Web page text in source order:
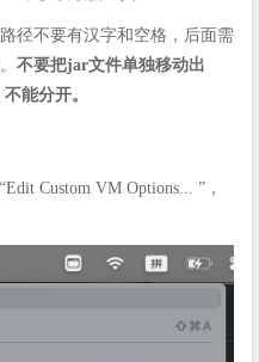
径不要有汉字和空格，后面需
不要把jar文件单独移动出
能分开。
Custom VM Options... ”，